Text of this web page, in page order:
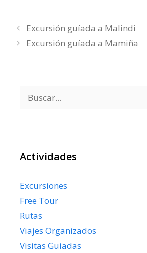
Excursión guíada a Malindi
Excursión guíada a Mamiña
Actividades
Excursiones
Free Tour
Rutas
Viajes Organizados
Visitas Guiadas